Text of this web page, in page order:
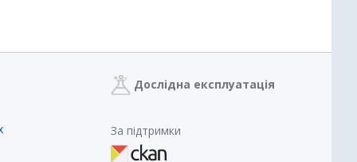
Дослідна експлуатація
За підтримки